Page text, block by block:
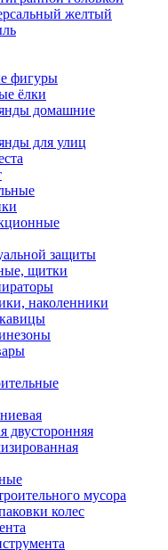
желтый
фигуры
ёлки
домашние
для улиц
защиты
щитки
наколенники
двусторонняя
мусора
колес